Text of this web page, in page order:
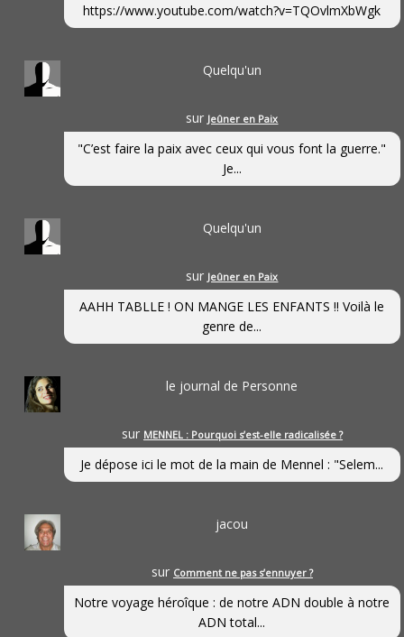
https://www.youtube.com/watch?v=TQOvlmXbWgk
Quelqu'un
sur Jeûner en Paix
"C’est faire la paix avec ceux qui vous font la guerre."
Je...
Quelqu'un
sur Jeûner en Paix
AAHH TABLLE ! ON MANGE LES ENFANTS !! Voilà le
genre de...
le journal de Personne
sur MENNEL : Pourquoi s’est-elle radicalisée ?
Je dépose ici le mot de la main de Mennel : "Selem...
jacou
sur Comment ne pas s’ennuyer ?
Notre voyage héroîque : de notre ADN double à notre
ADN total...